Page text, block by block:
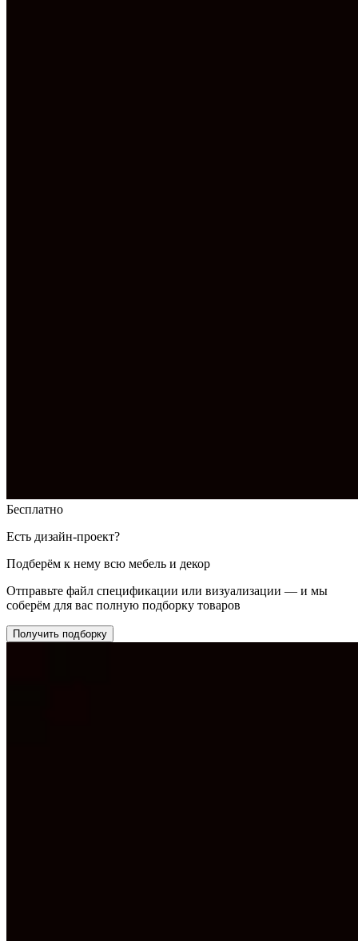
Бесплатно
Есть дизайн-проект?
Подберём к нему всю мебель и декор
Отправьте файл спецификации или визуализации — и мы
соберём для вас полную подборку товаров
Получить подборку